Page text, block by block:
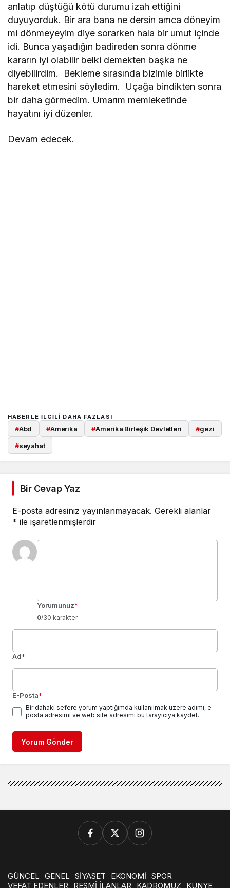
anlatıp düştüğü kötü durumu izah ettiğini
duyuyorduk. Bir ara bana ne dersin amca döneyim
mi dönmeyeyim diye sorarken hala bir umut içinde
idi. Bunca yaşadığın badireden sonra dönme
kararın iyi olabilir belki demekten başka ne
diyebilirdim. Bekleme sırasında bizimle birlikte
hareket etmesini söyledim. Uçağa bindikten sonra
bir daha görmedim. Umarım memleketinde
hayatını iyi düzenler.
Devam edecek.
HABERLE ILGILI DAHA FAZLASI
#Abd #Amerika #Amerika Birleşik Devletleri #gezi
#seyahat
Bir Cevap Yaz
E-posta adresiniz yayınlanmayacak. Gerekli alanlar
* ile işaretlenmişlerdir
Yorumunuz*
0/30 karakter
Ad*
E-Posta*
Bir dahaki sefere yorum yaptığımda kullanılmak üzere adımı, e-
posta adresimi ve web site adresimi bu tarayıcıya kaydet.
Yorum Gönder
GÜNCEL GENEL SİYASET EKONOMİ SPOR
VEFAT EDENLER
RESMİ İLANLAR KADROMUZ KÜNYE